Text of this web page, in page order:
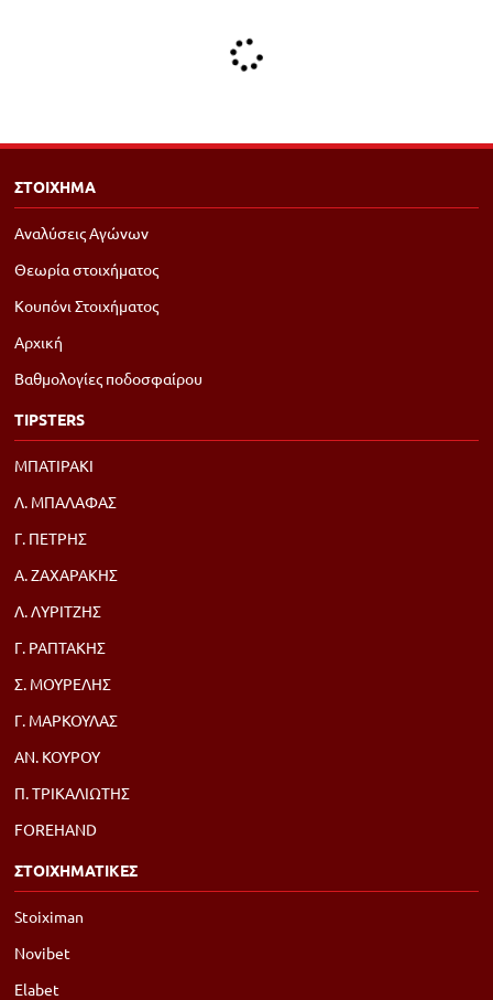
ΣΤΟΙΧΗΜΑ
Αναλύσεις Αγώνων
Θεωρία στοιχήματος
Κουπόνι Στοιχήματος
Αρχική
Βαθμολογίες ποδοσφαίρου
TIPSTERS
ΜΠΑΤΙΡΑΚΙ
Λ. ΜΠΑΛΑΦΑΣ
Γ. ΠΕΤΡΗΣ
Α. ΖΑΧΑΡΑΚΗΣ
Λ. ΛΥΡΙΤΖΗΣ
Γ. ΡΑΠΤΑΚΗΣ
Σ. ΜΟΥΡΕΛΗΣ
Γ. ΜΑΡΚΟΥΛΑΣ
ΑΝ. ΚΟΥΡΟΥ
Π. ΤΡΙΚΑΛΙΩΤΗΣ
FOREHAND
ΣΤΟΙΧΗΜΑΤΙΚΕΣ
Stoiximan
Novibet
Elabet